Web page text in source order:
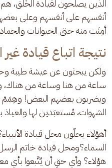
الذين يصلحون لقيادة الخَلْق،
أنفسهم على أنفسهم وعلى
أمِنَت منه حتى الحيوانات
نتيجة اتباع قيادة غير
ولكن يبحثون عن عيشة طيبة
ساعة من هنا وساعة من هناك،
ويضربون بعضهم البعض! وهِمَمْ
الشهوات، مُستعبَدين لها والعياذ
أهؤلاء يحلّون محل قيادة
السماء؟ومحل قيادة خاتم
هؤلاء؟ وأي حقٍ أن يُتَّبعوا بأي